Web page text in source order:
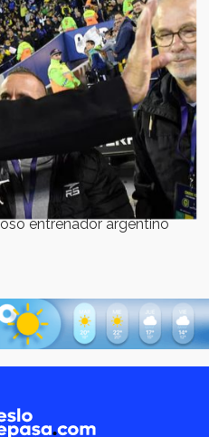
entrenador argentino